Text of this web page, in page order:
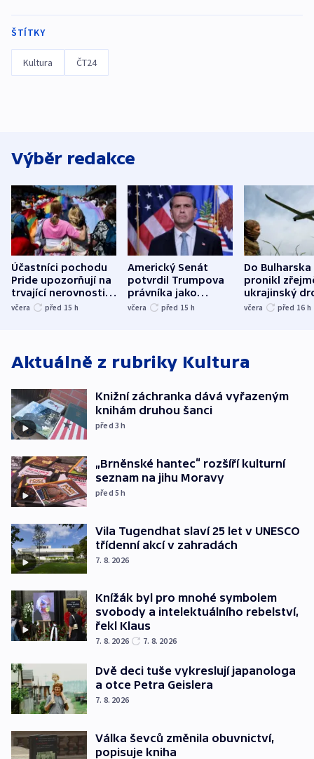
ŠTÍTKY
Kultura ČT24
Výběr redakce
Účastníci pochodu
Pride upozorňují na
trvající nerovnosti i
společenskou
včera před 15 h
Americký Senát
potvrdil Trumpova
právníka jako
ministra
včera před 15 h
Do Bulharska
pronikl
ukrajinský
explodoval
včera před 16 h
Aktuálně z rubriky Kultura
Knižní záchranka dává vyřazeným
knihám druhou šanci
před 3h
„Brněnské hantec“ rozšíří kulturní
seznam na jihu Moravy
před 5h
Vila Tugendhat slaví 25 let v UNESCO
třídenní akcí v zahradách
7. 8. 2026
Knížák byl pro mnohé symbolem
svobody a intelektuálního rebelství,
řekl Klaus
7. 8. 2026 7. 8. 2026
Dvě deci tuše vykreslují japanologa
a otce Petra Geislera
7. 8. 2026
Válka ševců změnila obuvnictví,
popisuje kniha